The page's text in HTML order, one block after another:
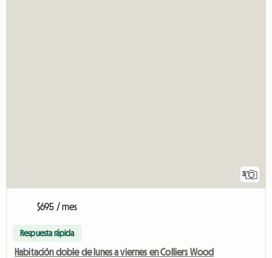
3
$695 / mes
Respuesta rápida
Habitación doble de lunes a viernes en Colliers Wood